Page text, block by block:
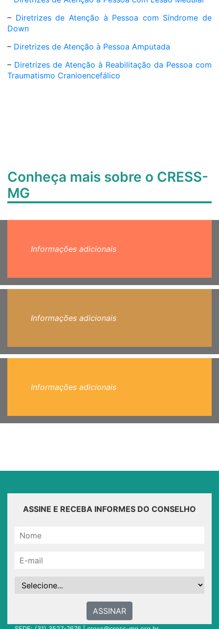
– Diretrizes de Atenção à Pessoa com Síndrome de
Down
– Diretrizes de Atenção à Pessoa Amputada
– Diretrizes de Atenção à Reabilitação da Pessoa com
Traumatismo Cranioencefálico
Conheça mais sobre o CRESS-
MG
Informações adicionais
Informações adicionais
Informações adicionais
ASSINE E RECEBA INFORMES DO CONSELHO
ASSINAR